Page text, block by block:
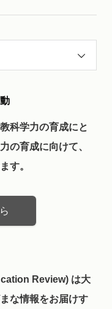
科学力の育成にと
の育成に向けて、
す。
Review) は大
な情報をお届けす